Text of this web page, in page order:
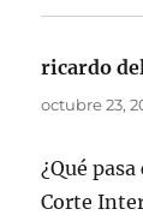
ricardo
octubre 23,
¿Qué
Corte